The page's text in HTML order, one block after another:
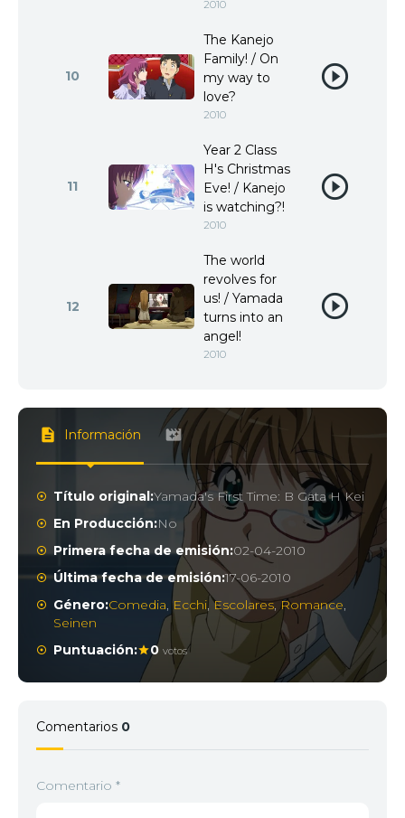
2010
10
The Kanejo
Family! / On
my way to
love?
2010
11
Year 2 Class
H's Christmas
Eve! / Kanejo
is watching?!
2010
12
The world
revolves for
us! / Yamada
turns into an
angel!
2010
Información
Título original:Yamada's First Time: B Gata H Kei
En Producción:No
Primera fecha de emisión:02-04-2010
Última fecha de emisión:17-06-2010
Género:Comedia, Ecchi,Escolares,Romance,
Seinen
Puntuación:
0 votos
Comentarios 0
Comentario *